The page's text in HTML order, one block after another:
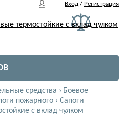
Вход / Регистрация
средства › Боевое
пожарного › Сапоги
с вклад чулком